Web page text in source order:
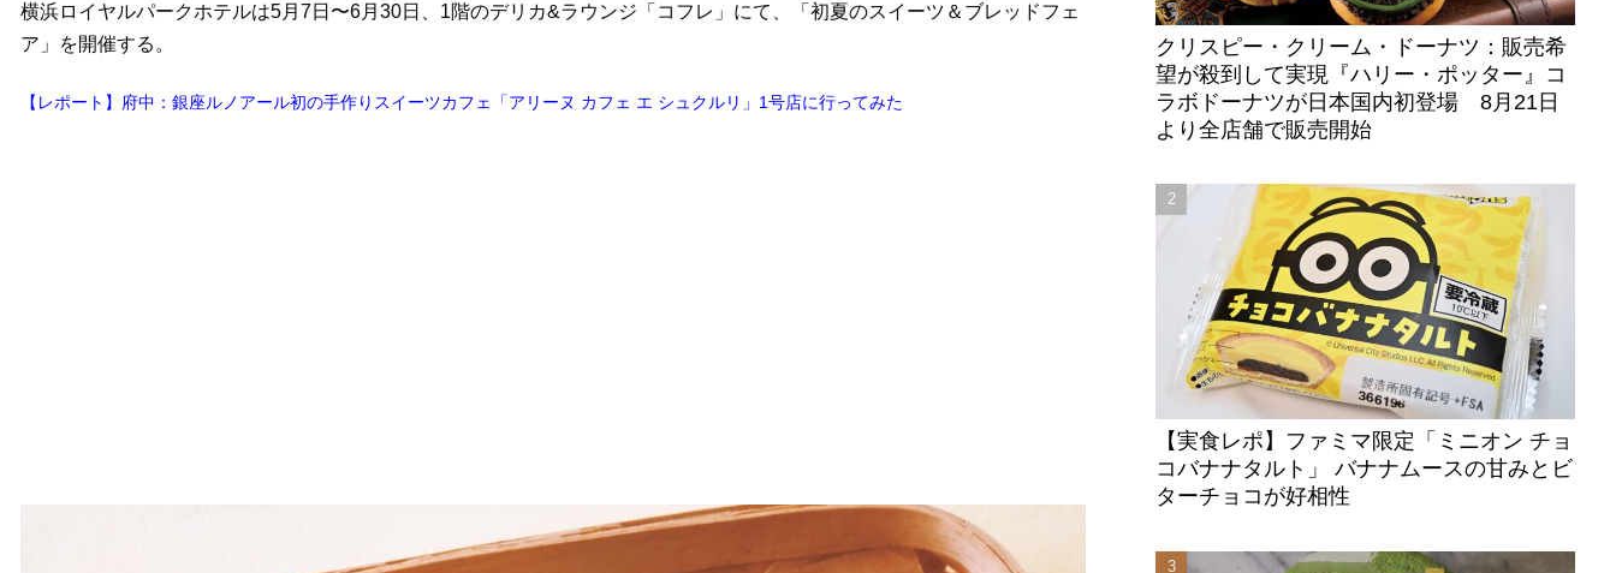
横浜ロイヤルパークホテルは5月7日〜6月30日、1階のデリカ&ラウンジ「コフレ」にて、「初夏のスイーツ＆ブレッドフェ
ア」を開催する。
【レポート】府中：銀座ルノアール初の手作りスイーツカフェ「アリーヌ カフェ エ シュクルリ」1号店に行ってみた
クリスピー・クリーム・ドーナツ：販売希
望が殺到して実現『ハリー・ポッター』コ
ラボドーナツが日本国内初登場 8月21日
より全店舗で販売開始
【実食レポ】ファミマ限定「ミニオン チョ
コバナナタルト」 バナナムースの甘みとビ
ターチョコが好相性